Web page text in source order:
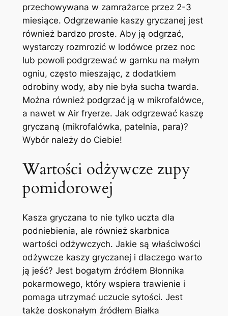
przechowywana w zamrażarce przez 2-3
miesiące. Odgrzewanie kaszy gryczanej jest
również bardzo proste. Aby ją odgrzać,
wystarczy rozmrozić w lodówce przez noc
lub powoli podgrzewać w garnku na małym
ogniu, często mieszając, z dodatkiem
odrobiny wody, aby nie była sucha twarda.
Można również podgrzać ją w mikrofalówce,
a nawet w Air fryerze. Jak odgrzewać kaszę
gryczaną (mikrofalówka, patelnia, para)?
Wybór należy do Ciebie!
Wartości odżywcze zupy
pomidorowej
Kasza gryczana to nie tylko uczta dla
podniebienia, ale również skarbnica
wartości odżywczych. Jakie są właściwości
odżywcze kaszy gryczanej i dlaczego warto
ją jeść? Jest bogatym źródłem Błonnika
pokarmowego, który wspiera trawienie i
pomaga utrzymać uczucie sytości. Jest
także doskonałym źródłem Białka